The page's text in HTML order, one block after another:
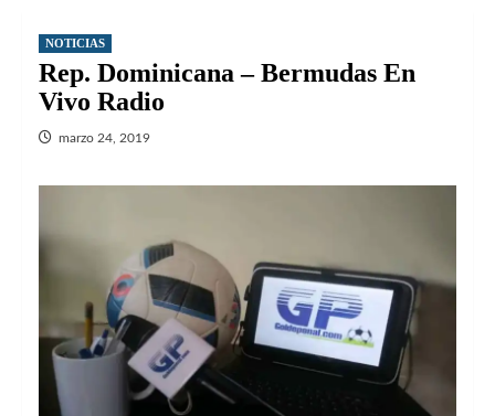
NOTICIAS
Rep. Dominicana – Bermudas En
Vivo Radio
marzo 24, 2019